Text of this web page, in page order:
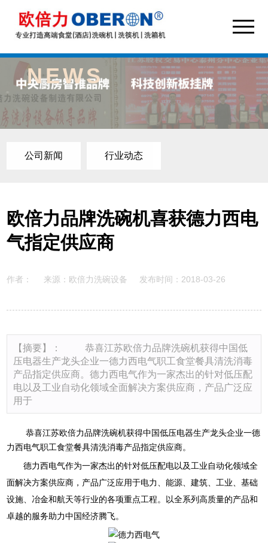
NEWS
公司新闻 行业动态
欧倍力品牌洗碗机喜获德力西电
气指定供应商
作者： 来源：欧倍力洗碗设备 发布时间：2018-03-26
【摘要】： 恭喜江苏欧倍力品牌洗碗机获得中国低
压电器生产龙头企业一德力西电气职工食堂餐具清洗消毒
产品指定供应商。德力西电气作为一家杰出的针对低压配
电以及工业自动化领域全面解决方案供应商，产品广泛应
用于
恭喜江苏欧倍力品牌洗碗机获得中国低压电器生产龙头企业一德
力西电气职工食堂餐具清洗消毒产品指定供应商。
德力西电气作为一家杰出的针对低压配电以及工业自动化领域全
面解决方案供应商，产品广泛应用于电力、能源、建筑、工业、基础
设施、冶金和航天等行业的各项重点工程。以全系列高质量的产品和
卓越的服务助力中国经济腾飞。